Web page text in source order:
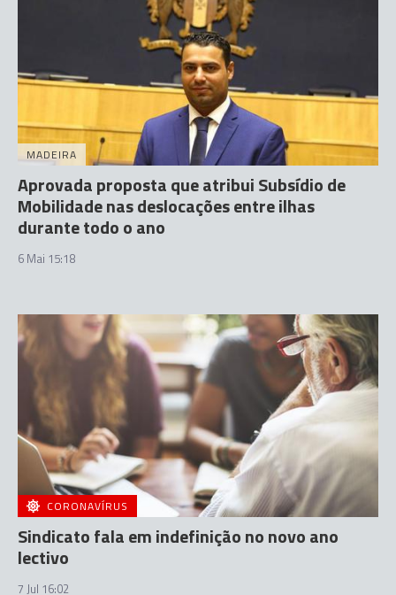
MADEIRA
Aprovada proposta que atribui Subsídio de
Mobilidade nas deslocações entre ilhas
durante todo o ano
6 Mai 15:18
CORONAVÍRUS
Sindicato fala em indefinição no novo ano
lectivo
7 Jul 16:02